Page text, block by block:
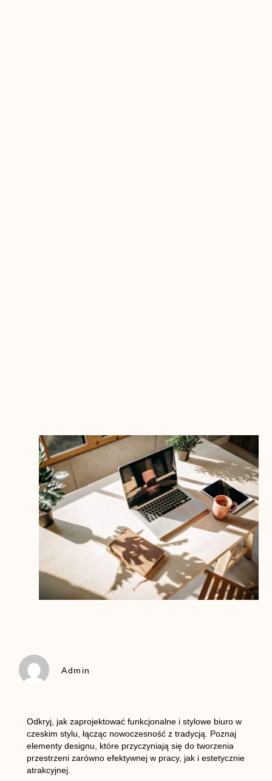
Admin
Odkryj, jak zaprojektować funkcjonalne i stylowe biuro w
czeskim stylu, łącząc nowoczesność z tradycją. Poznaj
elementy designu, które przyczyniają się do tworzenia
przestrzeni zarówno efektywnej w pracy, jak i estetycznie
atrakcyjnej.